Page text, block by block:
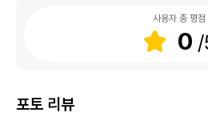
사용자 총 평점
0
포토 리뷰